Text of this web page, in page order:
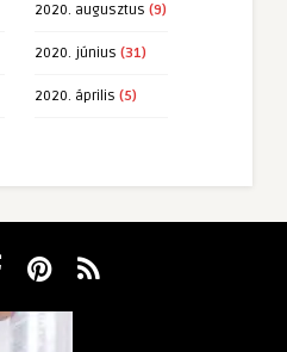
2020. augusztus (9)
2020. június (31)
2020. április (5)